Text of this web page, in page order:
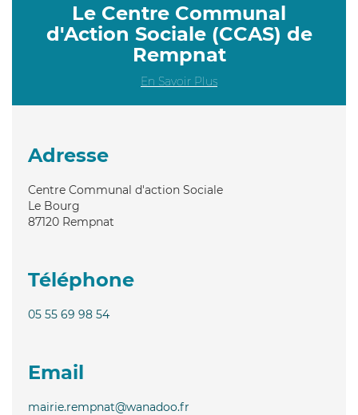
Le Centre Communal
d'Action Sociale (CCAS) de
Rempnat
En Savoir Plus
Adresse
Centre Communal d'action Sociale
Le Bourg
87120 Rempnat
Téléphone
05 55 69 98 54
Email
mairie.rempnat@wanadoo.fr